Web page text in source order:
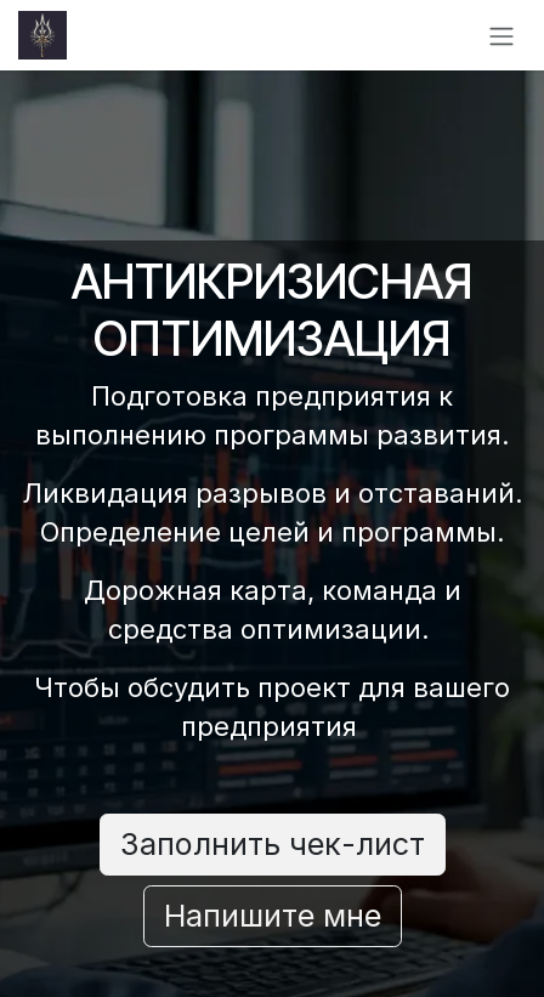
Skip to Content
АНТИКРИЗИСНАЯ
ОПТИМИЗАЦИЯ
Подготовка предприятия к
выполнению программы развития.
Ликвидация разрывов и отставаний.
Определение целей и программы.
Дорожная карта, команда и
средства оптимизации.
Чтобы обсудить проект для вашего
предприятия
Заполнить чек-лист
Напишите мне